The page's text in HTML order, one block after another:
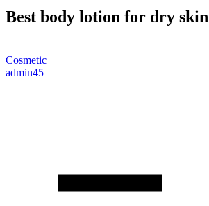
Best body lotion for dry skin
Cosmetic
admin45